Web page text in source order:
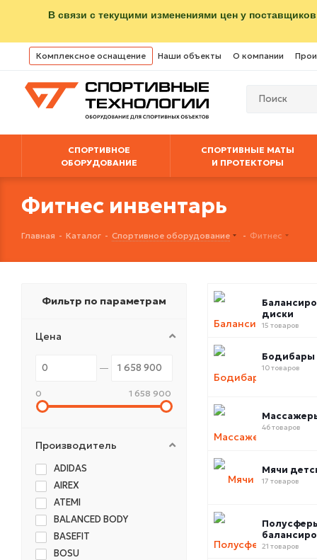
В связи с текущими изменениями цен у
Комплексное оснащение Наши объекты О компании
СПОРТИВНОЕ
ОБОРУДОВАНИЕ
СПОРТИВНЫЕ МАТЫ
И ПРОТЕКТОРЫ
Фитнес инвентарь
Главная - Каталог - Спортивное оборудование - Фитнес
диски
15 товаров
Бодибары
10 товаров
46 товаров
Мячи
17 товаров
21 товаров
Фильтр по параметрам
Цена
0 1 658 900
Производитель
ADIDAS
AIREX
ATEMI
BALANCED BODY
BASEFIT
BOSU